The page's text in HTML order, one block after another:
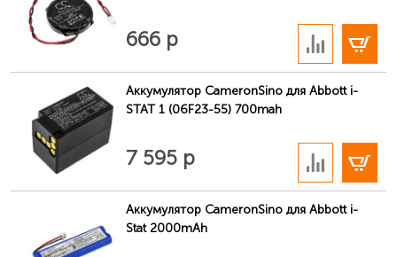
666 р
Аккумулятор CameronSino для Abbott i-
STAT 1 (06F23-55) 700mah
7 595 р
Аккумулятор CameronSino для Abbott i-
Stat 2000mAh